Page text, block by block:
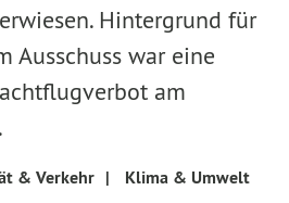
Hintergrund für
Ausschuss war eine
am
& Verkehr |
Klima & Umwelt